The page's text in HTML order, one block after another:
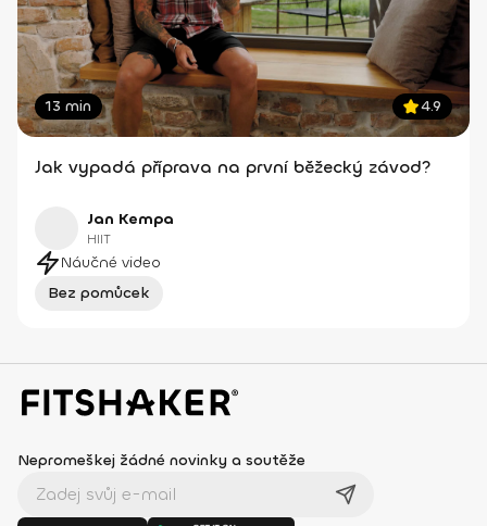
13 min 4.9
Jak vypadá příprava na první běžecký závod?
Jan Kempa
HIIT
Náučné video
Bez pomůcek
Nepromeškej žádné novinky a soutěže